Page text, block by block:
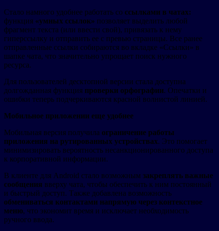
Стало намного удобнее работать со ссылками в чатах:
функция «умных ссылок» позволяет выделить любой
фрагмент текста (или ввести свой), привязать к нему
гиперссылку и отправить ее с превью страницы. Все ранее
отправленные ссылки собираются во вкладке «Ссылки» в
шапке чата, что значительно упрощает поиск нужного
ресурса.
Для пользователей десктопной версии стала доступна
долгожданная функция проверки орфографии. Опечатки и
ошибки теперь подчеркиваются красной волнистой линией.
Мобильное приложении еще удобнее
Мобильная версия получила ограничение работы
приложения на рутированных устройствах. Это помогает
минимизировать вероятность несанкционированного доступа
к корпоративной информации.
В клиенте для Android стало возможным закреплять важные
сообщения вверху чата, чтобы обеспечить к ним постоянный
и быстрый доступ. Также добавлена возможность
обмениваться контактами напрямую через контекстное
меню, что экономит время и исключает необходимость
ручного ввода.